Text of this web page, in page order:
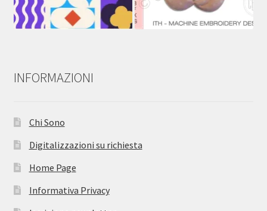
INFORMAZIONI
Chi Sono
Digitalizzazioni su richiesta
Home Page
Informativa Privacy